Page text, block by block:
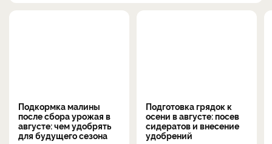
Подкормка малины
после сбора урожая в
августе: чем удобрять
для будущего сезона
Подготовка грядок к
осени в августе: посев
сидератов и внесение
удобрений